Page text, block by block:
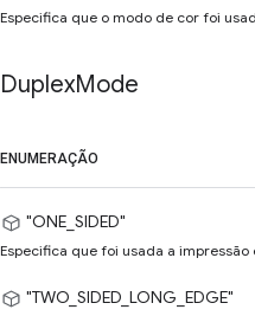
Especifica que o modo de cor foi
DuplexMode
ENUMERAÇÃO
"ONE_SIDED"
Especifica que foi usada a impressão
"TWO_SIDED_LONG_EDGE"